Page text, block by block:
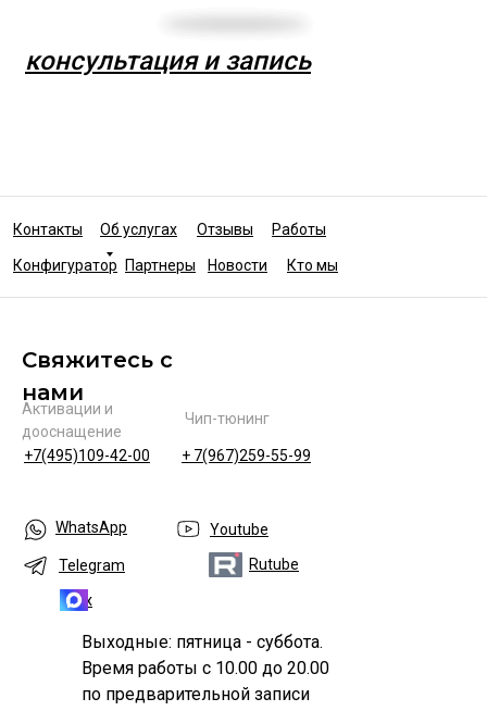
Кто мы
Конфигуратор
Отзывы
Об услугах
консультация и запись
Работы
Партнеры Новости
Контакты
Чип-тюнинг
+ 7(967)259-55-99
Активации и
дооснащение
Свяжитесь с
нами
WhatsApp
Telegram
Max
+7(495)109-42-00
Youtube
Rutube
Выходные: пятница - суббота.
Время работы с 10.00 до 20.00
по предварительной записи